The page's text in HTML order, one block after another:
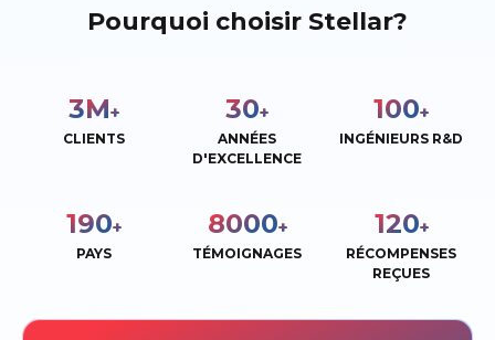
Pourquoi choisir Stellar?
3M+
CLIENTS
30+
ANNÉES
D'EXCELLENCE
100+
INGÉNIEURS R&D
190+
PAYS
8000+
TÉMOIGNAGES
120+
RÉCOMPENSES
REÇUES